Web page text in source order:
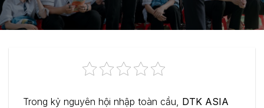
Trong kỷ nguyên hội nhập toàn cầu, DTK ASIA